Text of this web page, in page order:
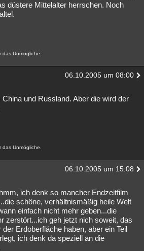
düstere Mittelalter herrschen. Noch
Unmögliche.
06.10.2005 um 08:00
und Russland. Aber die wird der
Unmögliche.
06.10.2005 um 15:08
ich denk so mancher Endzeitfilm
schöne, verhältnismäßig heile Welt
einfach nicht mehr geben...die
zerstört...ich geh jetzt nich soweit, das
Erdoberfläche haben, aber ein Teil
ich denk da speziell an die